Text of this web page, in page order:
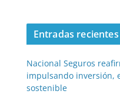
Entradas recientes
Nacional Seguros
impulsando inversión,
sostenible